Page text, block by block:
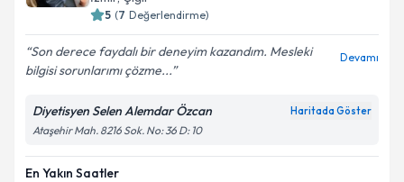
5 (7 Değerlendirme)
Son derece faydalı bir deneyim kazandım. Mesleki
bilgisi sorunlarımı çözme...
Devamı
Diyetisyen Selen Alemdar Özcan Haritada Göster
Ataşehir Mah. 8216 Sok. No: 36 D: 10
En Yakın Saatler